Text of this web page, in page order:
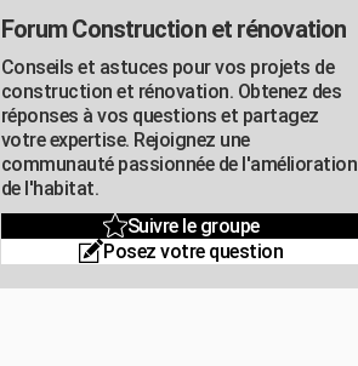
Forum Construction et rénovation
Conseils et astuces pour vos projets de
construction et rénovation. Obtenez des
réponses à vos questions et partagez
votre expertise. Rejoignez une
communauté passionnée de l'amélioration
de l'habitat.
Suivre le groupe
Posez votre question